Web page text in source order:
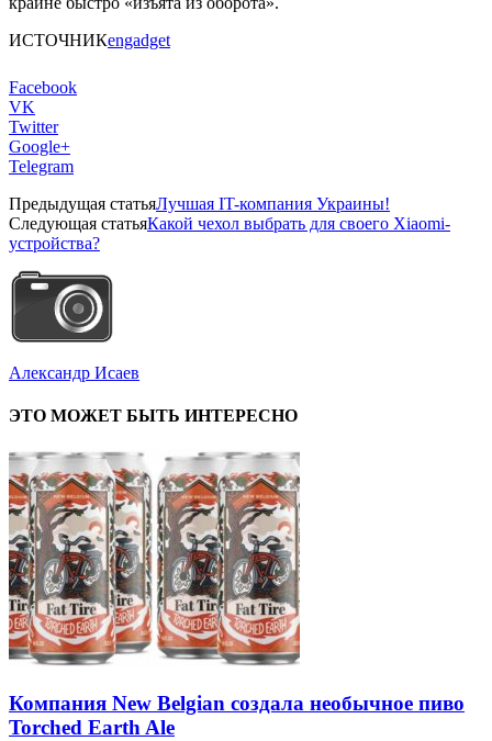
ИСТОЧНИКengadget
Facebook
VK
Twitter
Google+
Telegram
Предыдущая статьяЛучшая IT-компания Украины!
Следующая статьяКакой чехол выбрать для своего Xiaomi-
устройства?
Александр Исаев
ЭТО МОЖЕТ БЫТЬ ИНТЕРЕСНО
Компания New Belgian создала необычное пиво
Torched Earth Ale